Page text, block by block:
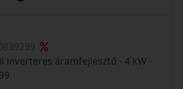
inverteres áramfejlesztő - 4 kW -